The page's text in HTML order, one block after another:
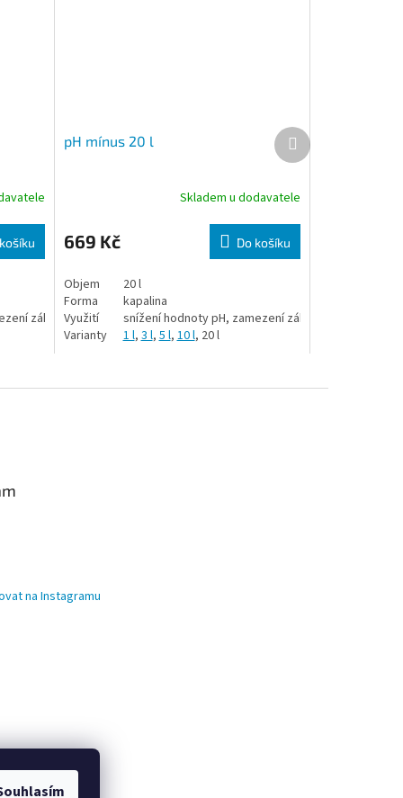
zákalu vody
pH mínus 20 l
Skladem u dodavatele
669 Kč Do košíku
Objem
20 l
Forma
kapalina
Využití
snížení hodnoty pH, zamezení zákalu vody
Varianty
1 l,3 l,5 l,10 l, 20 l
Další produkt
na Instagramu